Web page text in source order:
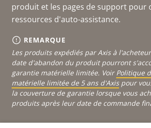
produit et les pages de support pour
ressources d'auto-assistance.
REMARQUE
Les produits expédiés par Axis à
date d'abandon du produit pourront
garantie matérielle limitée. Voir Politique
matérielle limitée de 5 ans d'Axispour
la couverture de garantie lorsque vous
produits après leur date de commande